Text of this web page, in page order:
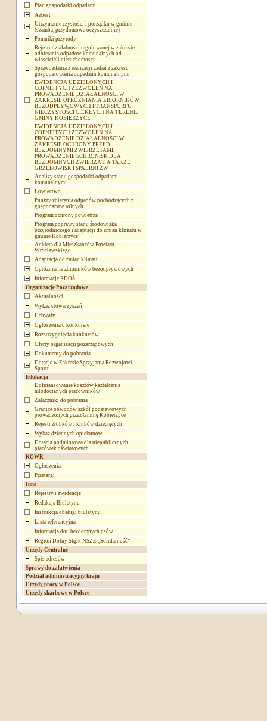
Plan gospodarki odpadami
Azbest
Utrzymanie czystości i porządku w gminie
(szamba, przydomowe oczyszczalnie)
Pomniki przyrody
Rejestr działalności regulowanej w zakresie
odbierania odpadów komunalnych od
właścicieli nieruchomości
Sprawozdania z realizacji zadań z zakresu
gospodarowania odpadami komunalnymi
EWIDENCJA UDZIELONYCH I
COFNIETYCH ZEZWOLEŃ NA
PROWADZENIE DZIAŁALNOSCI W
ZAKRESIE OPRÓŻNIANIA ZBIORNIKÓW
BEZODPŁYWOWYCH I TRANSPORTU
NIECZYSTOŚCI CIEKŁYCH NA TERENIE
GMINY KOBIERZYCE
EWIDENCJA UDZIELONYCH I
COFNIETYCH ZEZWOLEŃ NA
PROWADZENIE DZIAŁALNOSCI W
ZAKRESIE OCHRONY PRZED
BEZDOMNYMI ZWIERZĘTAMI,
PROWADZENIE SCHRONISK DLA
BEZDOMNYCH ZWIERZĄT, A TAKŻE
GRZEBOWISK I SPALRNI ZW
Analizy stanu gospodarki odpadami
komunalnymi
Łowiectwo
Punkty zbierania odpadów pochodzących z
gospodarstw rolnych
Program ochrony powietrza
Program poprawy stanu środowiska
przyrodniczego i adaptacji do zmian klimatu w
gminie Kobierzyce
Ankieta dla Mieszkańców Powiatu
Wrocławskiego
Adaptacja do zmian klimatu
Opróżnianie zbiorników bezodpływowych
Informacje RDOŚ
Organizacje Pozarządowe
Aktualności
Wykaz stowarzyszeń
Uchwały
Ogłoszenia o konkursie
Rozstrzygnięcia konkursów
Oferty organizacji pozarządowych
Dokumenty do pobrania
Dotacje w Zakresie Sprzyjania Rozwojowi
Sportu
Edukacja
Dofinansowanie kosztów kształcenia
młodocianych pracowników
Załączniki do pobrania
Granice obwodów szkół podstawowych
prowadzonych przez Gminę Kobierzyce
Rejestr żłobków i klubów dziecięcych
Wykaz dziennych opiekunów
Dotacja podmiotowa dla niepublicznych
placówek oświatowych
KOWR
Ogłoszenia
Przetargi
Inne
Rejestry i ewidencje
Redakcja Biuletynu
Instrukcja obsługi biuletynu
Lista referencyjna
Informacja dot. bezdomnych psów
Region Dolny Śląsk NSZZ „Solidarność”
Urzędy Centralne
Spis adresów
Sprawy do załatwienia
Podział administracyjny kraju
Urzędy pracy w Polsce
Urzędy skarbowe w Polsce